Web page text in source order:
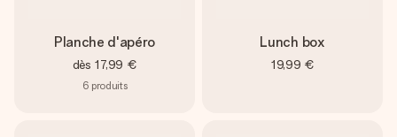
Planche d'apéro
dès 17,99 €
6 produits
Lunch box
19,99 €